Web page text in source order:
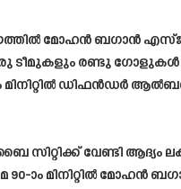
മോഹൻ ബഗാൻ
രണ്ടു ഗോളുകൾ
ഡിഫൻഡർ
സിറ്റിക്ക് വേണ്ടി ആദ്യം
ാം മിനിറ്റിൽ മോഹൻ